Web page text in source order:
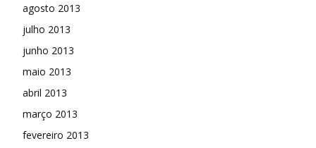
agosto 2013
julho 2013
junho 2013
maio 2013
abril 2013
março 2013
fevereiro 2013